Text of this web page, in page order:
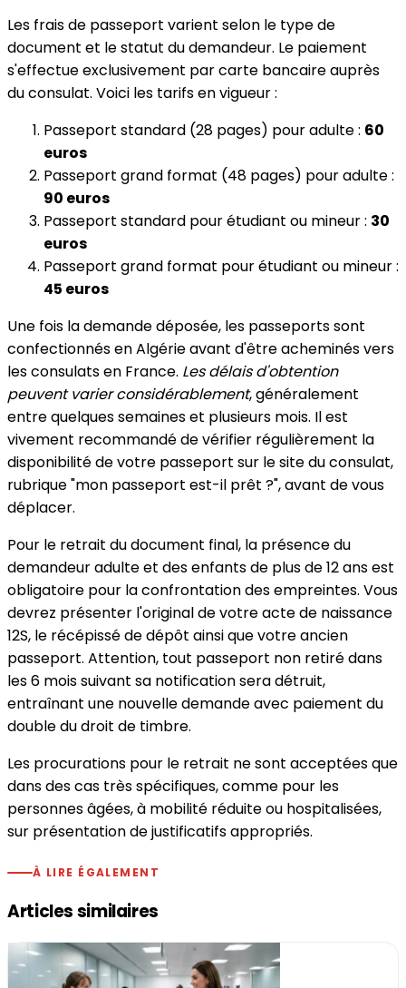
Les frais de passeport varient selon le type de
document et le statut du demandeur. Le paiement
s'effectue exclusivement par carte bancaire auprès
du consulat. Voici les tarifs en vigueur :
Passeport standard (28 pages) pour adulte : 60
euros
Passeport grand format (48 pages) pour adulte :
90 euros
Passeport standard pour étudiant ou mineur : 30
euros
Passeport grand format pour étudiant ou mineur :
45 euros
Une fois la demande déposée, les passeports sont
confectionnés en Algérie avant d'être acheminés vers
les consulats en France. Les délais d'obtention
peuvent varier considérablement, généralement
entre quelques semaines et plusieurs mois. Il est
vivement recommandé de vérifier régulièrement la
disponibilité de votre passeport sur le site du consulat,
rubrique "mon passeport est-il prêt ?", avant de vous
déplacer.
Pour le retrait du document final, la présence du
demandeur adulte et des enfants de plus de 12 ans est
obligatoire pour la confrontation des empreintes. Vous
devrez présenter l'original de votre acte de naissance
12S, le récépissé de dépôt ainsi que votre ancien
passeport. Attention, tout passeport non retiré dans
les 6 mois suivant sa notification sera détruit,
entraînant une nouvelle demande avec paiement du
double du droit de timbre.
Les procurations pour le retrait ne sont acceptées que
dans des cas très spécifiques, comme pour les
personnes âgées, à mobilité réduite ou hospitalisées,
sur présentation de justificatifs appropriés.
À LIRE ÉGALEMENT
Articles similaires